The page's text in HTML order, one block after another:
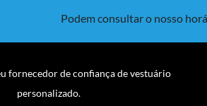
Podem consultar o nosso
fornecedor de confiança de vestuário
personalizado.